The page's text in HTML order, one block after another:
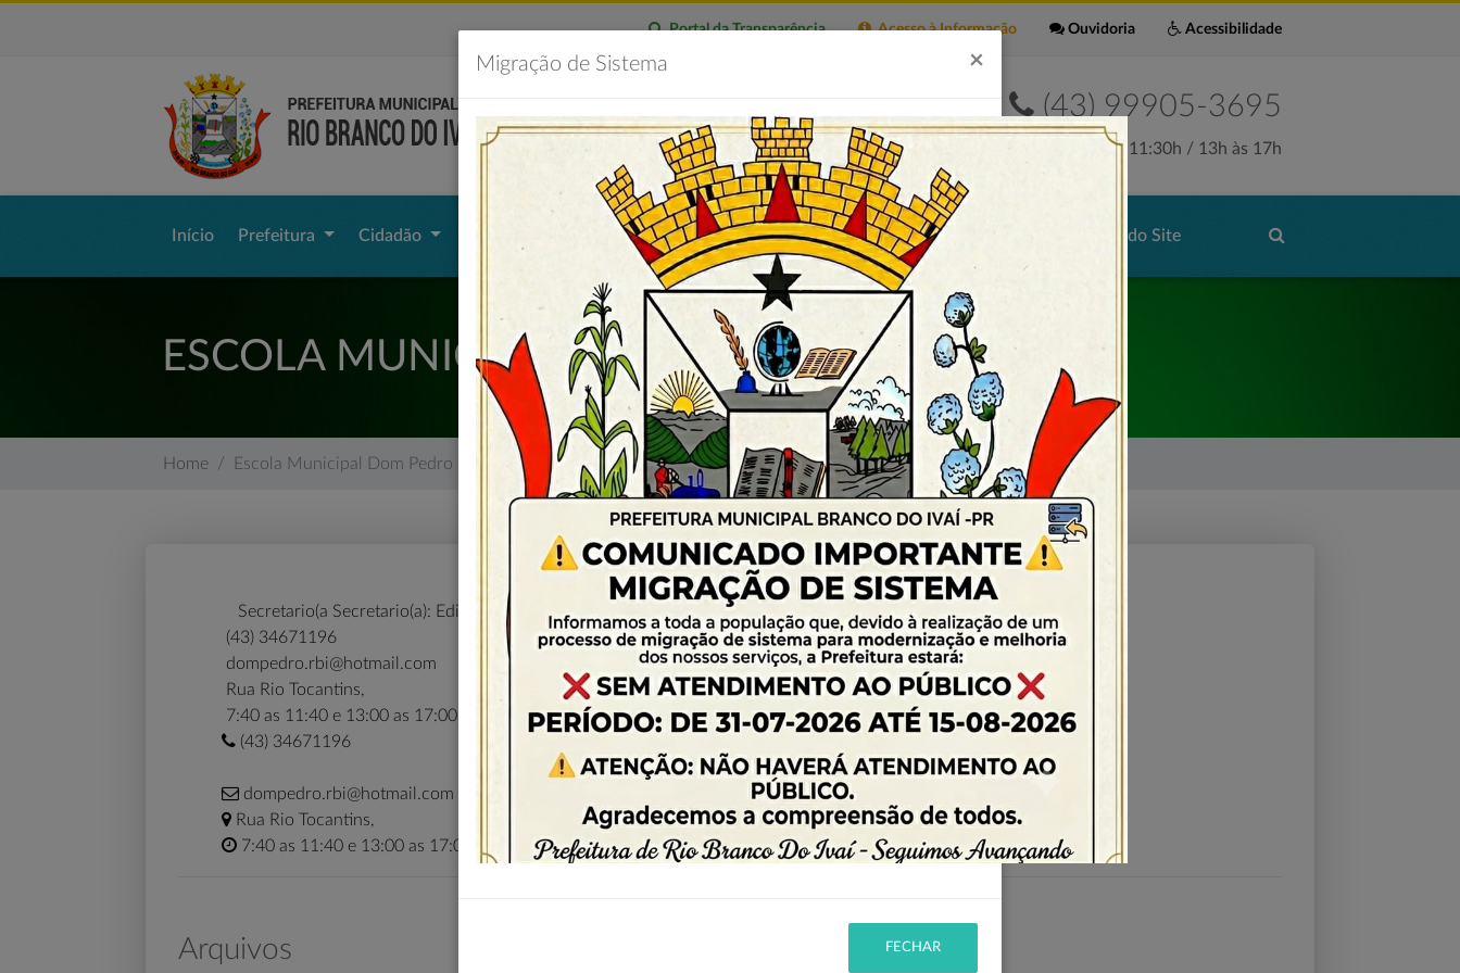
Acessibilidade
Ouvidoria
Acesso à Informação
Portal da Transparência
(43) 99905-3695
Seg. a Sex. 7:30h às 11:30h / 13h às 17h
Início Prefeitura Cidadão Imprensa Servidor Contatos Portal de Serviços Mapa do Site
ESCOLA MUNICIPAL DOM PEDRO II
Home Escola Municipal Dom Pedro II
Secretario(a Secretario(a): Edimara Ferreira Andujar
(43) 34671196
dompedro.rbi@hotmail.com
Rua Rio Tocantins,
7:40 as 11:40 e 13:00 as 17:00 horas): Edimara Ferreira Andujar
(43) 34671196
dompedro.rbi@hotmail.com
Rua Rio Tocantins,
7:40 as 11:40 e 13:00 as 17:00 horas
Arquivos
Migração de Sistema ×
FECHAR